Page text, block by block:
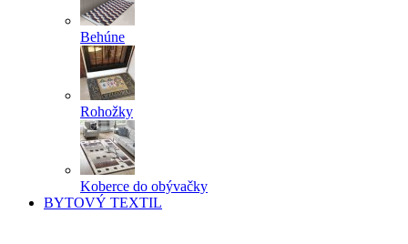
Behúne
Rohožky
Koberce do obývačky
BYTOVÝ TEXTIL